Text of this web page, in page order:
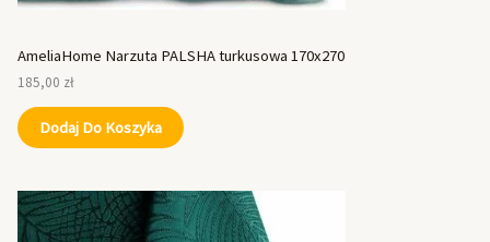
AmeliaHome Narzuta PALSHA turkusowa 170x270
185,00 zł
Dodaj Do Koszyka